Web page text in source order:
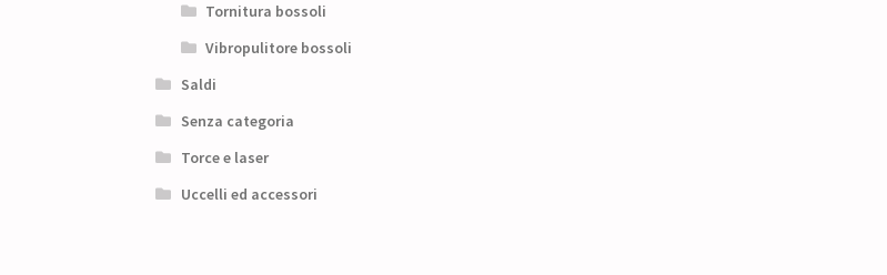
Tornitura bossoli
Vibropulitore bossoli
Saldi
Senza categoria
Torce e laser
Uccelli ed accessori